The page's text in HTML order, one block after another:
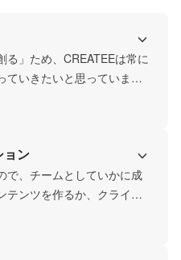
る」ため、CREATEEは常に
ていきたいと思っていま
ア」をとても大切にしてい
ョン
で、チームとしていかに成
テンツを作るか、クライア